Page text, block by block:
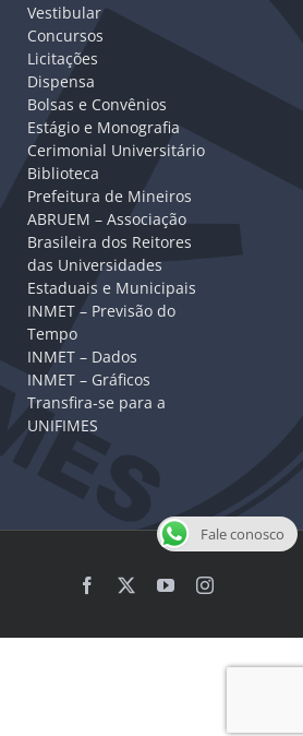
Vestibular
Concursos
Licitações
Dispensa
Bolsas e Convênios
Estágio e Monografia
Cerimonial Universitário
Biblioteca
Prefeitura de Mineiros
ABRUEM – Associação
Brasileira dos Reitores
das Universidades
Estaduais e Municipais
INMET – Previsão do
Tempo
INMET – Dados
INMET – Gráficos
Transfira-se para a
UNIFIMES
Facebook YouTubeInstagram
Fale conosco